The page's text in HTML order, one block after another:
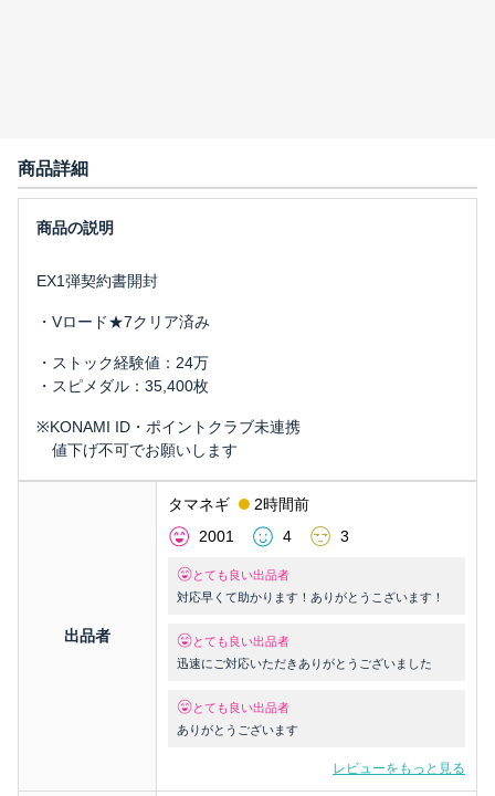
商品詳細
EX1弾契約書開封
・Vロード★7クリア済み
・ストック経験値：24万
・スピメダル：35,400枚
※KONAMI ID・ポイントクラブ未連携
値下げ不可でお願いします
出品者
タマネギ
2時間前
2001
4 3
とても良い出品者
対応早くて助かります！ありがとうこざいます！
とても良い出品者
迅速にご対応いただきありがとうございました
とても良い出品者
ありがとうございます
レビューをもっと見る